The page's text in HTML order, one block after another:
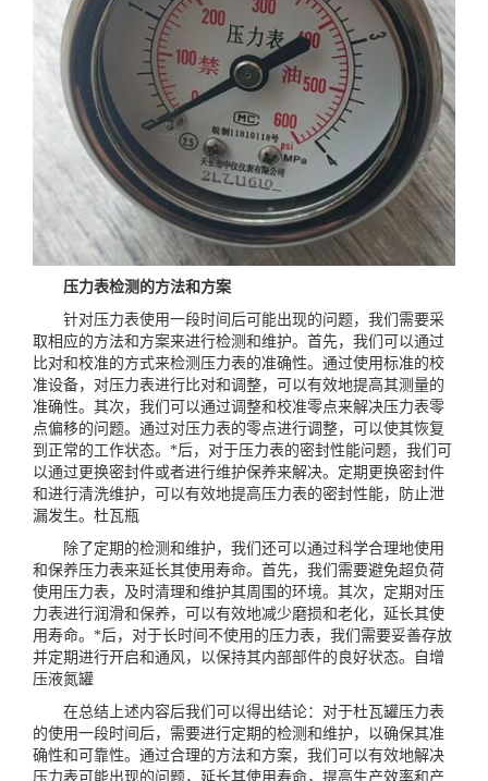
压力表检测的方法和方案
针对压力表使用一段时间后可能出现的问题，我们需要采
取相应的方法和方案来进行检测和维护。首先，我们可以通过
比对和校准的方式来检测压力表的准确性。通过使用标准的校
准设备，对压力表进行比对和调整，可以有效地提高其测量的
准确性。其次，我们可以通过调整和校准零点来解决压力表零
点偏移的问题。通过对压力表的零点进行调整，可以使其恢复
到正常的工作状态。*后，对于压力表的密封性能问题，我们可
以通过更换密封件或者进行维护保养来解决。定期更换密封件
和进行清洗维护，可以有效地提高压力表的密封性能，防止泄
漏发生。 杜瓦瓶
除了定期的检测和维护，我们还可以通过科学合理地使用
和保养压力表来延长其使用寿命。首先，我们需要避免超负荷
使用压力表，及时清理和维护其周围的环境。其次，定期对压
力表进行润滑和保养，可以有效地减少磨损和老化，延长其使
用寿命。*后，对于长时间不使用的压力表，我们需要妥善存放
并定期进行开启和通风，以保持其内部部件的良好状态。
自增
压液氮罐
在总结上述内容后我们可以得出结论：对于杜瓦罐压力表
的使用一段时间后，需要进行定期的检测和维护，以确保其准
确性和可靠性。通过合理的方法和方案，我们可以有效地解决
压力表可能出现的问题，延长其使用寿命，提高生产效率和产